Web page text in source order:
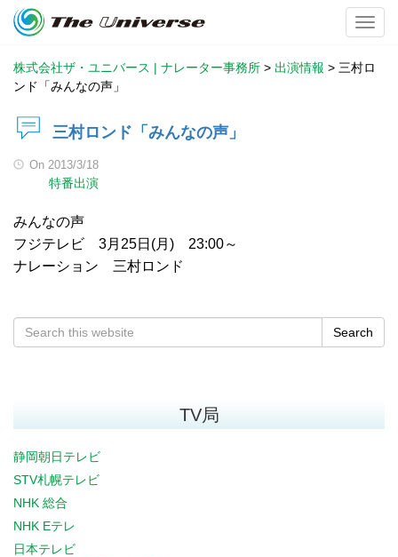
株式会社ザ・ユニバース | ナレーター事務所 > 出演情報 > 三村ロ
ンド「みんなの声」
三村ロンド「みんなの声」
On 2013/3/18
特番出演
みんなの声
フジテレビ 3月25日(月) 23:00～
ナレーション 三村ロンド
Search
TV局
静岡朝日テレビ
STV札幌テレビ
NHK 総合
NHK Eテレ
日本テレビ